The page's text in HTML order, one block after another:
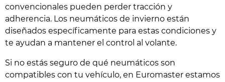
convencionales pueden perder tracción y
adherencia. Los neumáticos de invierno están
diseñados específicamente para estas condiciones y
te ayudan a mantener el control al volante.
Si no estás seguro de qué neumáticos son
compatibles con tu vehículo, en Euromaster estamos